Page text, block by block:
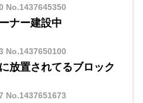
No.1437645350
ナー建設中
No.1437650100
放置されてるブロック
No.1437651673